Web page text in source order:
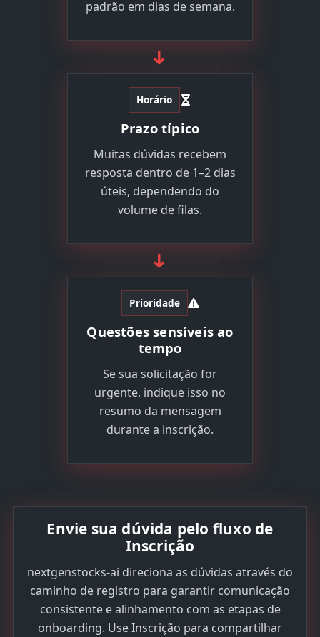
padrão em dias de semana.
➜
Horário
Prazo típico
Muitas dúvidas recebem
resposta dentro de 1–2 dias
úteis, dependendo do
volume de filas.
➜
Prioridade
Questões sensíveis ao
tempo
Se sua solicitação for
urgente, indique isso no
resumo da mensagem
durante a inscrição.
Envie sua dúvida pelo fluxo de
Inscrição
nextgenstocks-ai direciona as dúvidas através do
caminho de registro para garantir comunicação
consistente e alinhamento com as etapas de
onboarding. Use Inscrição para compartilhar